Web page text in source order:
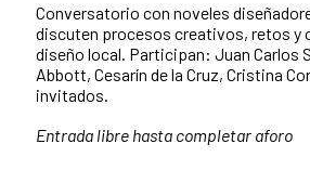
Conversatorio con noveles
discuten procesos creativos, retos y
diseño local. Participan: Juan Carlos
Abbott, Cesarín de la Cruz, Cristina
invitados.
Entrada libre hasta completar aforo